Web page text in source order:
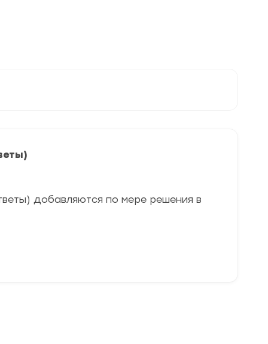
добавляются по мере решения в